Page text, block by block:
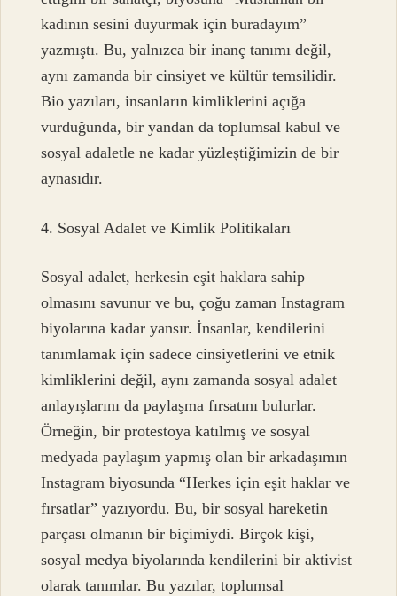
kadının sesini duyurmak için buradayım”
yazmıştı. Bu, yalnızca bir inanç tanımı değil,
aynı zamanda bir cinsiyet ve kültür temsilidir.
Bio yazıları, insanların kimliklerini açığa
vurduğunda, bir yandan da toplumsal kabul ve
sosyal adaletle ne kadar yüzleştiğimizin de bir
aynasıdır.
4. Sosyal Adalet ve Kimlik Politikaları
Sosyal adalet, herkesin eşit haklara sahip
olmasını savunur ve bu, çoğu zaman Instagram
biyolarına kadar yansır. İnsanlar, kendilerini
tanımlamak için sadece cinsiyetlerini ve etnik
kimliklerini değil, aynı zamanda sosyal adalet
anlayışlarını da paylaşma fırsatını bulurlar.
Örneğin, bir protestoya katılmış ve sosyal
medyada paylaşım yapmış olan bir arkadaşımın
Instagram biyosunda “Herkes için eşit haklar ve
fırsatlar” yazıyordu. Bu, bir sosyal hareketin
parçası olmanın bir biçimiydi. Birçok kişi,
sosyal medya biyolarında kendilerini bir aktivist
olarak tanımlar. Bu yazılar, toplumsal